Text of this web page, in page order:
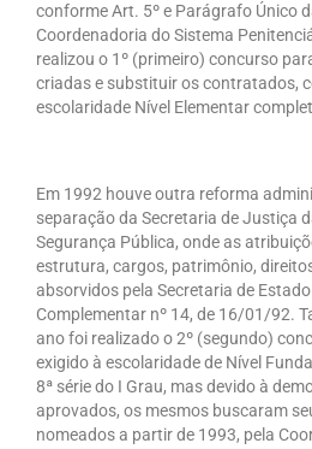
conforme Art. 5º e Parágrafo Único
Coordenadoria do Sistema
realizou o 1º (primeiro) concurso
criadas e substituir os contratados,
escolaridade Nível Elementar
Em 1992 houve outra reforma
separação da Secretaria de Justiça
Segurança Pública, onde as
estrutura, cargos, patrimônio,
absorvidos pela Secretaria de
Complementar nº 14, de 16/01/92.
ano foi realizado o 2º (segundo)
exigido à escolaridade de Nível
8ª série do I Grau, mas devido à
aprovados, os mesmos buscaram
nomeados a partir de 1993, pela